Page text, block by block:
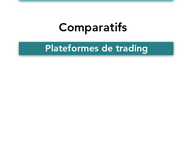
Comparatifs
Plateformes de trading